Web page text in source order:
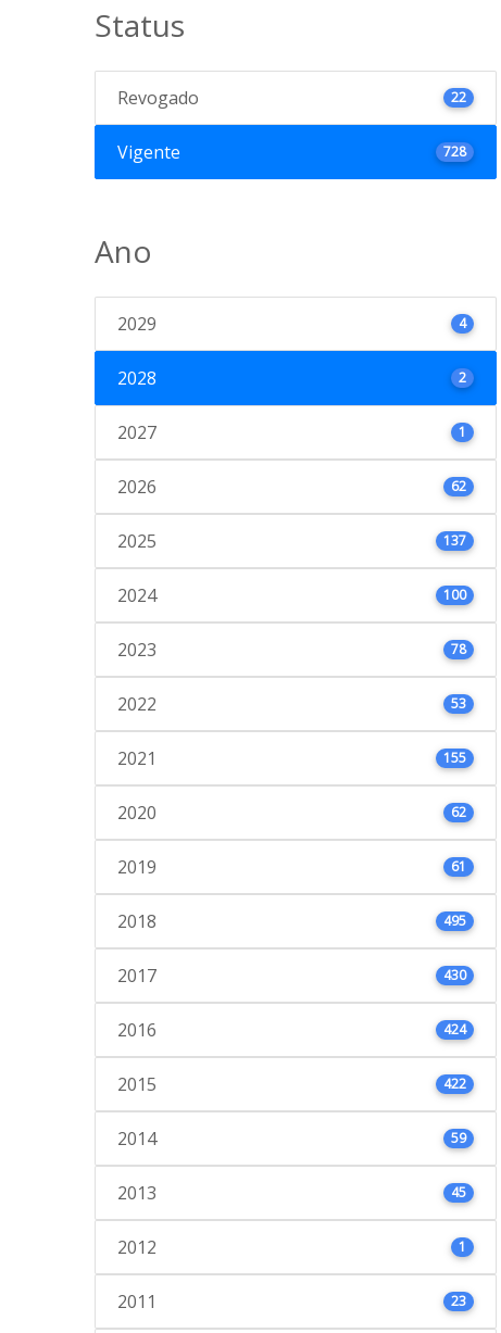
Status
Revogado 22
Vigente 728
Ano
2029 4
2028 2
2027 1
2026 62
2025 137
2024 100
2023 78
2022 53
2021 155
2020 62
2019 61
2018 495
2017 430
2016 424
2015 422
2014 59
2013 45
2012 1
2011 23